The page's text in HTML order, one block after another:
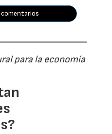
para la economía